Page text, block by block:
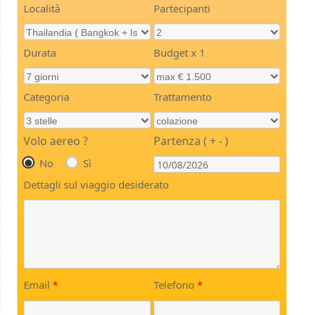
Località Partecipanti
Durata Budget x 1
Categoria Trattamento
Volo aereo ?
No Sì
Partenza ( + - )
Dettagli sul viaggio desiderato
Email * Telefono *